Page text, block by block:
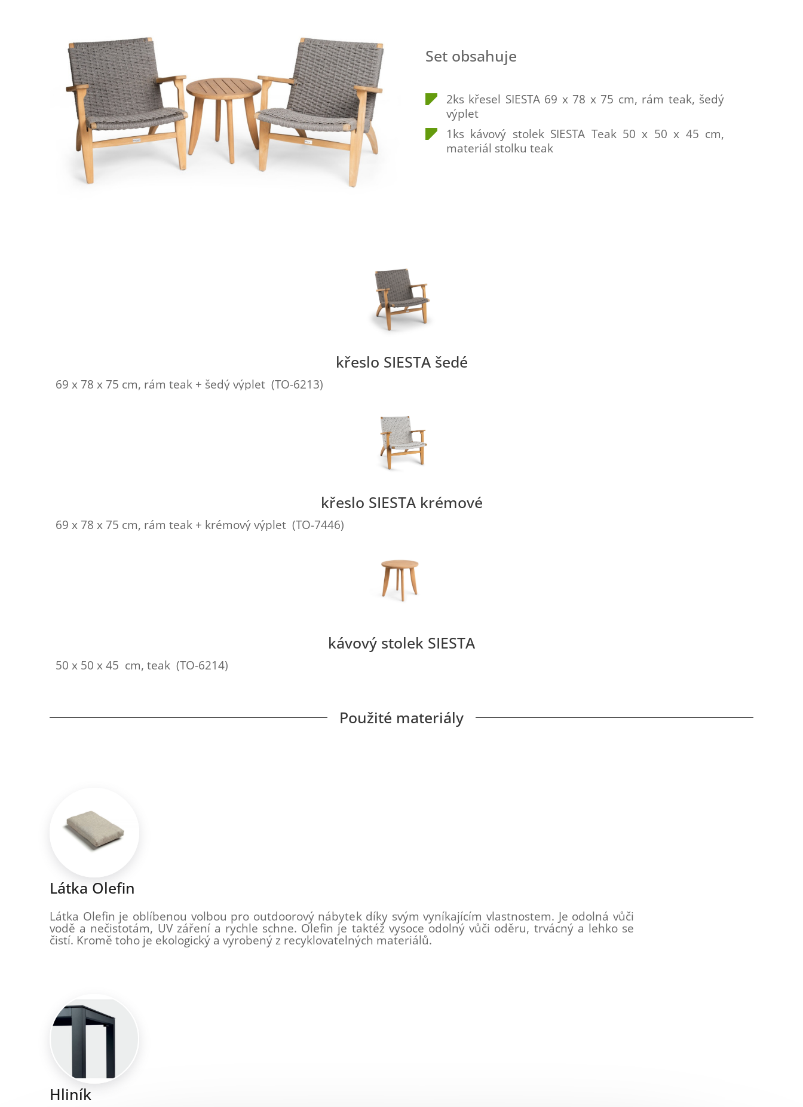
Set obsahuje
2ks křesel SIESTA 69 x 78 x 75 cm, rám teak, šedý
výplet
1ks kávový stolek SIESTA Teak 50 x 50 x 45 cm,
materiál stolku teak
křeslo SIESTA šedé
69 x 78 x 75 cm, rám teak + šedý výplet (TO-6213)
křeslo SIESTA krémové
69 x 78 x 75 cm, rám teak + krémový výplet (TO-7446)
kávový stolek SIESTA
50 x 50 x 45 cm, teak (TO-6214)
Použité materiály
Látka Olefin
Látka Olefin je oblíbenou volbou pro outdoorový nábytek díky svým vyníkajícím vlastnostem. Je odolná vůči
vodě a nečistotám, UV záření a rychle schne. Olefin je taktéž vysoce odolný vůči oděru, trvácný a lehko se
čistí. Kromě toho je ekologický a vyrobený z recyklovatelných materiálů.
Hliník